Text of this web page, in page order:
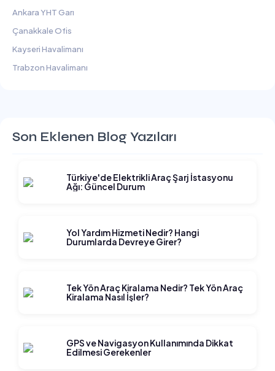
Ankara YHT Garı
Çanakkale Ofis
Kayseri Havalimanı
Trabzon Havalimanı
Son Eklenen Blog Yazıları
Türkiye'de Elektrikli Araç Şarj İstasyonu
Ağı: Güncel Durum
Yol Yardım Hizmeti Nedir? Hangi
Durumlarda Devreye Girer?
Tek Yön Araç Kiralama Nedir? Tek Yön Araç
Kiralama Nasıl İşler?
GPS ve Navigasyon Kullanımında Dikkat
Edilmesi Gerekenler